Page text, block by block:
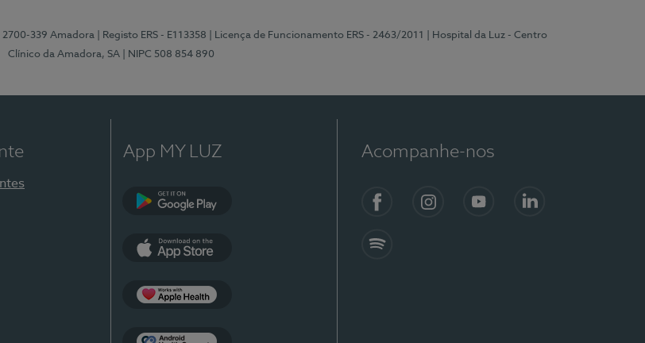
2700-339 Amadora | Registo ERS - E113358 | Licença de Funcionamento ERS - 2463/2011
| Hospital da Luz - Centro
Clínico da Amadora, SA
| NIPC 508 854 890
App MY LUZ Acompanhe-nos